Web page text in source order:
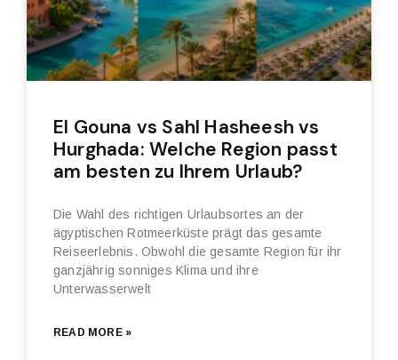
El Gouna vs Sahl Hasheesh vs
Hurghada: Welche Region passt
am besten zu Ihrem Urlaub?
Die Wahl des richtigen Urlaubsortes an der
ägyptischen Rotmeerküste prägt das gesamte
Reiseerlebnis. Obwohl die gesamte Region für ihr
ganzjährig sonniges Klima und ihre
Unterwasserwelt
READ MORE »